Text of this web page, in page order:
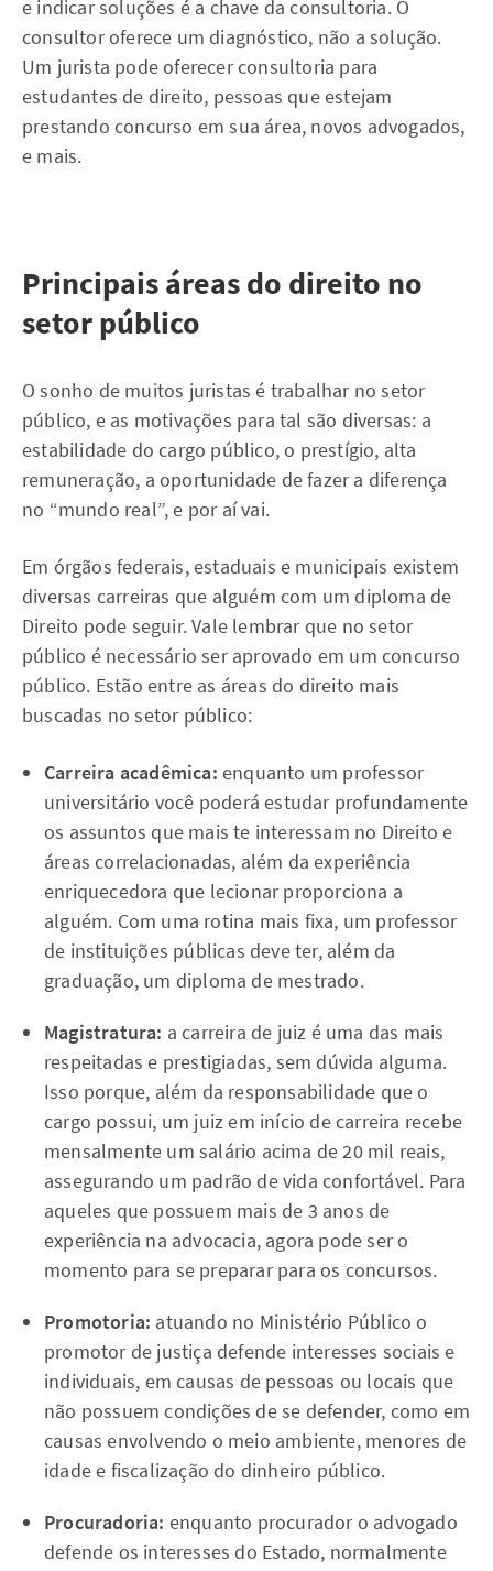
e indicar soluções é a chave da consultoria. O
consultor oferece um diagnóstico, não a solução.
Um jurista pode oferecer consultoria para
estudantes de direito, pessoas que estejam
prestando concurso em sua área, novos advogados,
e mais.
Principais áreas do direito no
setor público
O sonho de muitos juristas é trabalhar no setor
público, e as motivações para tal são diversas: a
estabilidade do cargo público, o prestígio, alta
remuneração, a oportunidade de fazer a diferença
no “mundo real”, e por aí vai.
Em órgãos federais, estaduais e municipais existem
diversas carreiras que alguém com um diploma de
Direito pode seguir. Vale lembrar que no setor
público é necessário ser aprovado em um concurso
público. Estão entre as áreas do direito mais
buscadas no setor público:
Carreira acadêmica: enquanto um professor
universitário você poderá estudar profundamente
os assuntos que mais te interessam no Direito e
áreas correlacionadas, além da experiência
enriquecedora que lecionar proporciona a
alguém. Com uma rotina mais fixa, um professor
de instituições públicas deve ter, além da
graduação, um diploma de mestrado.
Magistratura: a carreira de juiz é uma das mais
respeitadas e prestigiadas, sem dúvida alguma.
Isso porque, além da responsabilidade que o
cargo possui, um juiz em início de carreira recebe
mensalmente um salário acima de 20 mil reais,
assegurando um padrão de vida confortável. Para
aqueles que possuem mais de 3 anos de
experiência na advocacia, agora pode ser o
momento para se preparar para os concursos.
Promotoria: atuando no Ministério Público o
promotor de justiça defende interesses sociais e
individuais, em causas de pessoas ou locais que
não possuem condições de se defender, como em
causas envolvendo o meio ambiente, menores de
idade e fiscalização do dinheiro público.
Procuradoria: enquanto procurador o advogado
defende os interesses do Estado, normalmente